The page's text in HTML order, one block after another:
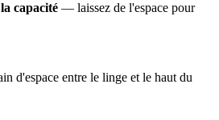
capacité — laissez de l'espace pour
d'espace entre le linge et le haut du